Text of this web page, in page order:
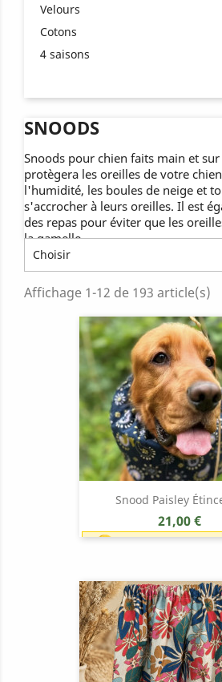
Velours
Cotons
4 saisons
SNOODS
Snoods pour chien faits main et
protègera les oreilles de votre
l'humidité, les boules de neige et
s'accrocher à leurs oreilles. Il est
des repas pour éviter que les
la gamelle.
Choisir
Affichage 1-12 de 193 article(s)
Snood Paisley
Prix
21,00 €
Earn 1 point each